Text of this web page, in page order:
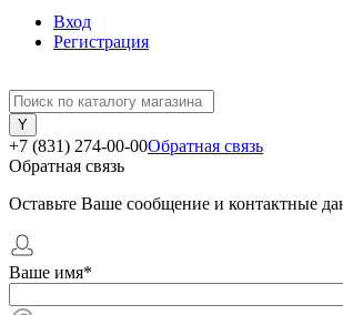
Вход
Регистрация
+7 (831) 274-00-00Обратная связь
Обратная связь
Оставьте Ваше сообщение и контактные
Ваше имя*